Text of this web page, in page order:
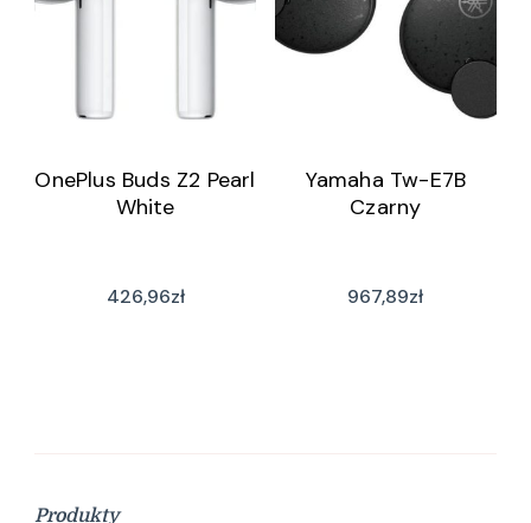
OnePlus Buds Z2 Pearl
White
426,96zł
Yamaha Tw-E7B
Czarny
967,89zł
Produkty